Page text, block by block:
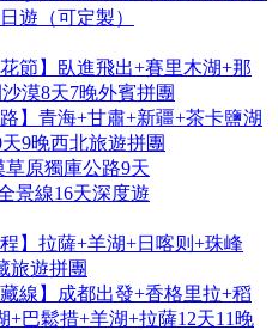
遊（可定製）
節】臥進飛出+賽里木湖+那
漠8天7晚外賓拼團
】青海+甘肅+新疆+茶卡鹽湖
9晚西北旅遊拼團
草原獨庫公路9天
景線16天深度遊
】拉薩+羊湖+日喀则+珠峰
旅遊拼團
線】成都出發+香格里拉+稻
+巴鬆措+羊湖+拉薩12天11晚